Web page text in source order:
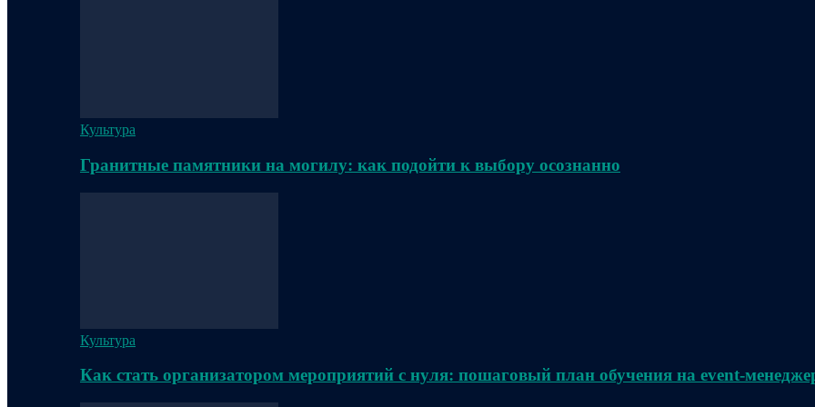
Культура
Гранитные памятники на могилу: как подойти к выбору осознанно
Культура
Как стать организатором мероприятий с нуля: пошаговый план обучения на event-